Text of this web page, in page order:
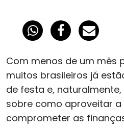
Com menos de um mês
muitos brasileiros já
de festa e,
sobre como aproveitar a
comprometer as